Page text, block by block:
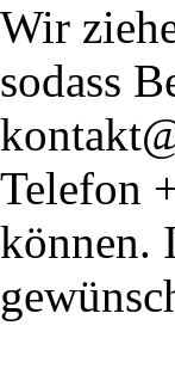
Wir
sodass
Telefon
können.